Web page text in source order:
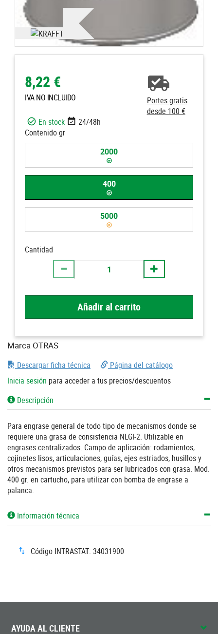
8,22 €
IVA NO INCLUIDO
Portes gratis
desde 100 €
En stock
24/48h
Contenido gr
2000
400
5000
Cantidad
Añadir al carrito
Marca OTRAS
Descargar ficha técnica
Página del catálogo
Inicia sesión para acceder a tus precios/descuentos
Descripción
Para engrase general de todo tipo de mecanismos donde se
requiere una grasa de consistencia NLGI-2. Utilizable en
engrases centralizados. Campo de aplicación: rodamientos,
cojinetes lisos, articulaciones, guías, ejes estriados, husillos y
otros mecanismos previstos para ser lubricados con grasa. Mod.
400 gr. en cartucho, para utilizar con bomba de engrase a
palanca.
Información técnica
Código INTRASTAT: 34031900
AYUDA AL CLIENTE